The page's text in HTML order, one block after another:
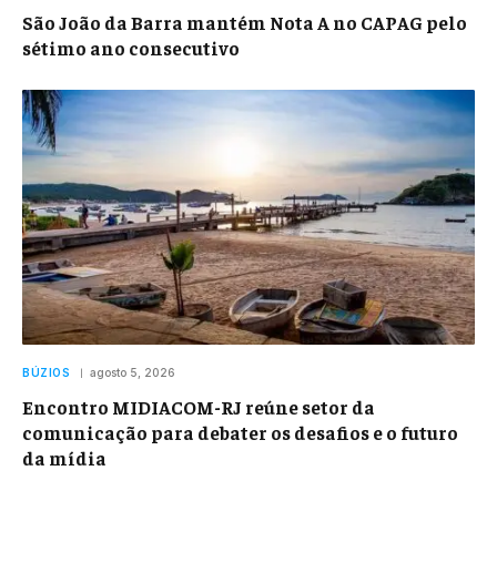
São João da Barra mantém Nota A no CAPAG pelo
sétimo ano consecutivo
BÚZIOS agosto 5, 2026
Encontro MIDIACOM-RJ reúne setor da
comunicação para debater os desafios e o futuro
da mídia